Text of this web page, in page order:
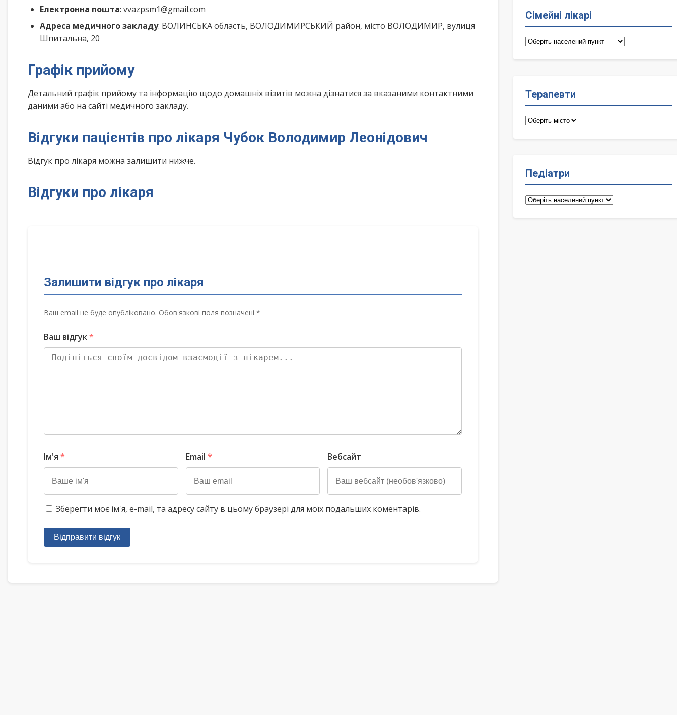
Електронна пошта: vvazpsm1@gmail.com
Адреса медичного закладу: ВОЛИНСЬКА область, ВОЛОДИМИРСЬКИЙ район, місто ВОЛОДИМИР, вулиця
Шпитальна, 20
Графік прийому
Детальний графік прийому та інформацію щодо домашніх візитів можна дізнатися за вказаними контактними
даними або на сайті медичного закладу.
Відгуки пацієнтів про лікаря Чубок Володимир Леонідович
Відгук про лікаря можна залишити нижче.
Відгуки про лікаря
Залишити відгук про лікаря
Ваш email не буде опубліковано. Обов'язкові поля позначені *
Ваш відгук*
Ім'я * Email * Вебсайт
Зберегти моє ім'я, e-mail, та адресу сайту в цьому браузері для моїх подальших коментарів.
Відправити відгук
Сімейні лікарі
Сімейні
Терапевти
Терапевти
Педіатри
Педіатри